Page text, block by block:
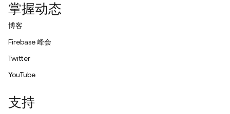
掌握动态
博客
Firebase 峰会
Twitter
YouTube
支持